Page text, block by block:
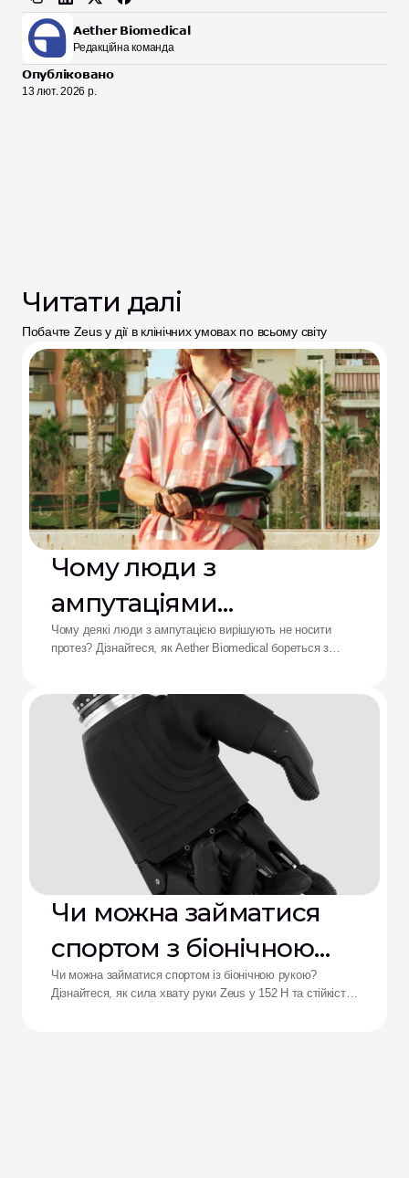
Aether Biomedical
Редакційна команда
Опубліковано
13 лют. 2026 р.
Читати далі
Побачте Zeus у дії в клінічних умовах по всьому світу
Чому люди з
ампутаціями
відмовляються від
Aether
Чому деякі люди з ампутацією вирішують не носити
протез? Дізнайтеся, як Aether Biomedical бореться з
Чи можна займатися
спортом з біонічною
рукою?
Чи можна займатися спортом із біонічною рукою?
Дізнайтеся, як сила хвату руки Zeus у 152 Н та стійкість